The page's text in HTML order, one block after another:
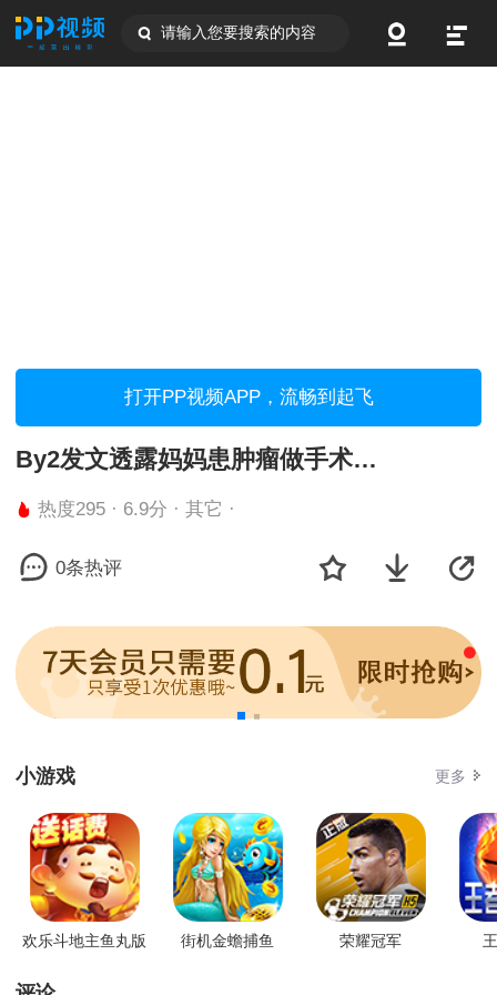
请输入您要搜索的内容
打开PP视频APP，流畅到起飞
By2发文透露妈妈患肿瘤做手术除夕夜在医院度过
热度295 · 6.9分 · 其它 ·
0条热评
小游戏 更多
欢乐斗地主鱼丸版 街机金蟾捕鱼 荣耀冠军